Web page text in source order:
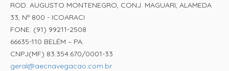
ROD. AUGUSTO MONTENEGRO, CONJ. MAGUARI, ALAMEDA
33, Nº 800 - ICOARACI
FONE: (91) 99211-2508
66635-110 BELÉM – PA.
CNPJ(MF) 83.354.670/0001-33
geral@aecnavegacao.com.br